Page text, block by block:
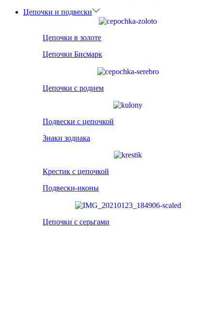
Цепочки и подвески
Цепочки в золоте
Цепочки Бисмарк
Цепочки с родием
Подвески с цепочкой
Знаки зодиака
Крестик с цепочкой
Подвески-иконы
Цепочки с серьгами